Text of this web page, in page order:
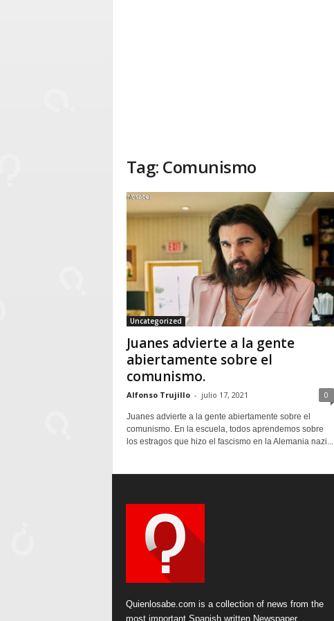
Tag: Comunismo
Uncategorized
Juanes advierte a la gente
abiertamente sobre el
comunismo.
Alfonso Trujillo - julio 17, 2021 0
Juanes advierte a la gente abiertamente sobre el
comunismo. En la escuela, todos aprendemos sobre
los estragos que hizo el fascismo en la Alemania nazi...
Quienlosabe.com is a collection of news from the
most important Spanish written Newspaper.